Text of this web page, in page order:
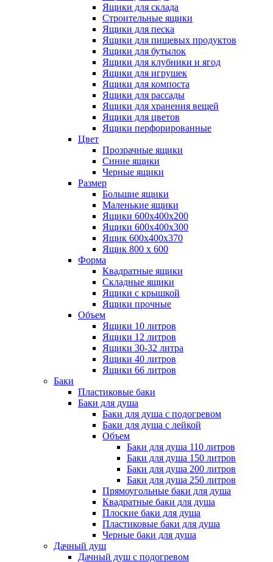
Ящики для склада
Строительные ящики
Ящики для песка
Ящики для пищевых продуктов
Ящики для бутылок
Ящики для клубники и ягод
Ящики для игрушек
Ящики для компоста
Ящики для рассады
Ящики для хранения вещей
Ящики для цветов
Ящики перфорированные
Цвет
Прозрачные ящики
Синие ящики
Черные ящики
Размер
Большие ящики
Маленькие ящики
Ящики 600х400х200
Ящики 600х400х300
Ящик 600х400х370
Ящик 800 х 600
Форма
Квадратные ящики
Складные ящики
Ящики с крышкой
Ящики прочные
Объем
Ящики 10 литров
Ящики 12 литров
Ящики 30-32 литра
Ящики 40 литров
Ящики 66 литров
Баки
Пластиковые баки
Баки для душа
Баки для душа с подогревом
Баки для душа с лейкой
Объем
Баки для душа 110 литров
Баки для душа 150 литров
Баки для душа 200 литров
Баки для душа 250 литров
Прямоугольные баки для душа
Квадратные баки для душа
Плоские баки для душа
Пластиковые баки для душа
Черные баки для душа
Дачный душ
Дачный душ с подогревом